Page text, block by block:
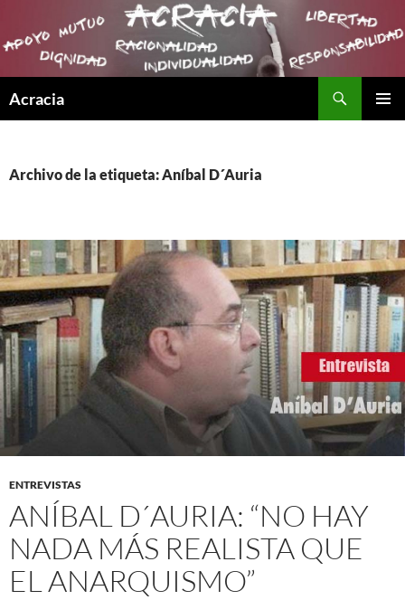
Acracia
Archivo de la etiqueta: Aníbal D´Auria
ENTREVISTAS
ANÍBAL D´AURIA: “NO HAY
NADA MÁS REALISTA QUE
EL ANARQUISMO”